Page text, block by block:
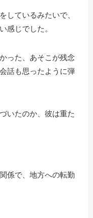
しているみたいで、
感じでした。
った、あそこが残念
話も思ったように弾
いたのか、彼は重た
係で、地方への転勤